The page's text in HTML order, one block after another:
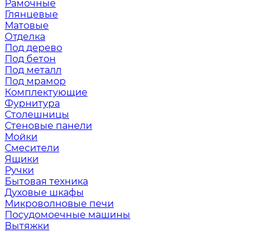
Рамочные
Глянцевые
Матовые
Отделка
Под дерево
Под бетон
Под металл
Под мрамор
Комплектующие
Фурнитура
Столешницы
Стеновые панели
Мойки
Смесители
Ящики
Ручки
Бытовая техника
Духовые шкафы
Микроволновые печи
Посудомоечные машины
Вытяжки